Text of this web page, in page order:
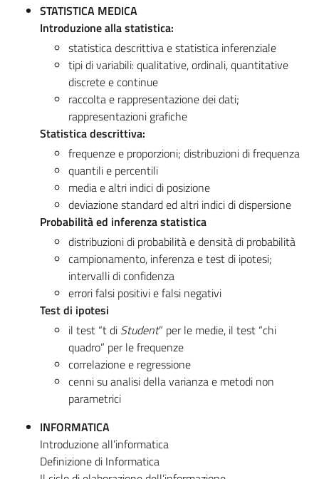
STATISTICA MEDICA
Introduzione alla statistica:
statistica descrittiva e statistica inferenziale
tipi di variabili: qualitative, ordinali, quantitative
discrete e continue
raccolta e rappresentazione dei dati;
rappresentazioni grafiche
Statistica descrittiva:
frequenze e proporzioni; distribuzioni di frequenza
quantili e percentili
media e altri indici di posizione
deviazione standard ed altri indici di dispersione
Probabilità ed inferenza statistica
distribuzioni di probabilità e densità di probabilità
campionamento, inferenza e test di ipotesi;
intervalli di confidenza
errori falsi positivi e falsi negativi
Test di ipotesi
il test “t di Student” per le medie, il test “chi
quadro” per le frequenze
correlazione e regressione
cenni su analisi della varianza e metodi non
parametrici
INFORMATICA
Introduzione all’informatica
Definizione di Informatica